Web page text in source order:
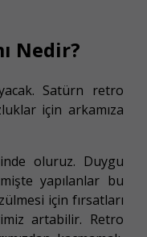
Nedir?
Satürn retro
için arkamıza
oluruz. Duygu
yapılanlar bu
için fırsatları
artabilir. Retro